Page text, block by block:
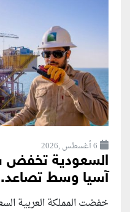
6 أغسطس ,2026
السعودية تخفض
آسيا وسط
خفضت المملكة العربية